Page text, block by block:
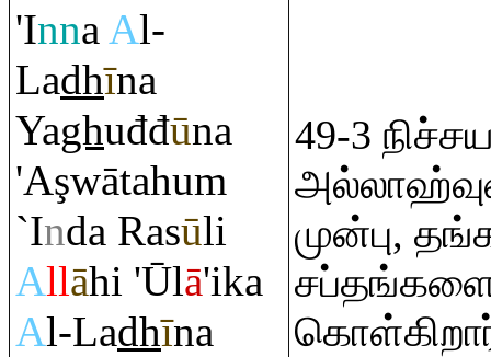
'InnaAl-
Ladhīna
Yaghuđđūna
'Aşwātahum
`Inda Rasūli
Allāhi 'Ūlā'ika
Al-Ladhīna
49-3
முன்பு,